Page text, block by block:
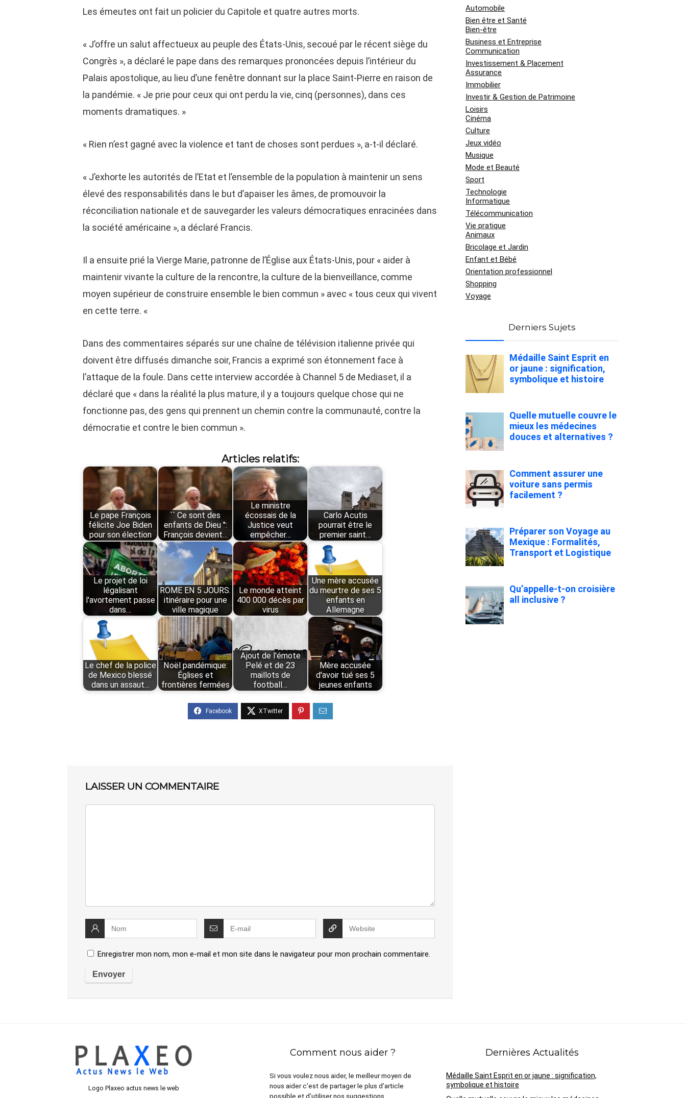
Les émeutes ont fait un policier du Capitole et quatre autres morts.
« J’offre un salut affectueux au peuple des États-Unis, secoué par le récent siège du
Congrès », a déclaré le pape dans des remarques prononcées depuis l’intérieur du
Palais apostolique, au lieu d’une fenêtre donnant sur la place Saint-Pierre en raison de
la pandémie. « Je prie pour ceux qui ont perdu la vie, cinq (personnes), dans ces
moments dramatiques. »
« Rien n’est gagné avec la violence et tant de choses sont perdues », a-t-il déclaré.
« J’exhorte les autorités de l’Etat et l’ensemble de la population à maintenir un sens
élevé des responsabilités dans le but d’apaiser les âmes, de promouvoir la
réconciliation nationale et de sauvegarder les valeurs démocratiques enracinées dans
la société américaine », a déclaré Francis.
Il a ensuite prié la Vierge Marie, patronne de l’Église aux États-Unis, pour « aider à
maintenir vivante la culture de la rencontre, la culture de la bienveillance, comme
moyen supérieur de construire ensemble le bien commun » avec « tous ceux qui vivent
en cette terre. «
Dans des commentaires séparés sur une chaîne de télévision italienne privée qui
doivent être diffusés dimanche soir, Francis a exprimé son étonnement face à
l’attaque de la foule. Dans cette interview accordée à Channel 5 de Mediaset, il a
déclaré que « dans la réalité la plus mature, il y a toujours quelque chose qui ne
fonctionne pas, des gens qui prennent un chemin contre la communauté, contre la
démocratie et contre le bien commun ».
Articles relatifs:
Le pape François
félicite Joe Biden
pour son élection
`` Ce sont des
enfants de Dieu '':
François devient…
Le ministre
écossais de la
Justice veut
empêcher…
Carlo Acutis
pourrait être le
premier saint…
Le projet de loi
légalisant
l'avortement passe
dans…
ROME EN 5 JOURS:
itinéraire pour une
ville magique
Le monde atteint
400 000 décès par
virus
Une mère accusée
du meurtre de ses 5
enfants en
Allemagne
Le chef de la police
de Mexico blessé
dans un assaut…
Noël pandémique:
Églises et
frontières fermées
Ajout de l'émote
Pelé et de 23
maillots de
football…
Mère accusée
d'avoir tué ses 5
jeunes enfants
LAISSER UN COMMENTAIRE
Enregistrer mon nom, mon e-mail et mon site dans le navigateur pour mon prochain commentaire.
Automobile
Bien être et Santé
Bien-être
Business et Entreprise
Communication
Investissement & Placement
Assurance
Immobilier
Investir & Gestion de Patrimoine
Loisirs
Cinéma
Culture
Jeux vidéo
Musique
Mode et Beauté
Sport
Technologie
Informatique
Télécommunication
Vie pratique
Animaux
Bricolage et Jardin
Enfant et Bébé
Orientation professionnel
Shopping
Voyage
Derniers Sujets
Médaille Saint Esprit en
or jaune : signification,
symbolique et histoire
Quelle mutuelle couvre le
mieux les médecines
douces et alternatives ?
Comment assurer une
voiture sans permis
facilement ?
Préparer son Voyage au
Mexique : Formalités,
Transport et Logistique
Qu’appelle-t-on croisière
all inclusive ?
Logo Plaxeo actus news le web
Comment nous aider ?
Si vous voulez nous aider, le meilleur moyen de
nous aider c’est de partager le plus d’article
possible et d’utiliser nos suggestions
Dernières Actualités
Médaille Saint Esprit en or jaune : signification,
symbolique et histoire